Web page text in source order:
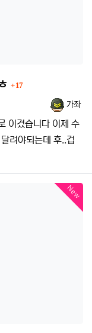
댓글
17
등록자가좌
이겼습니다 이제 수
려야되는데 후..겁
New